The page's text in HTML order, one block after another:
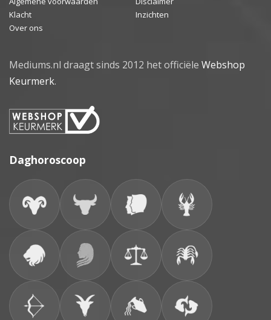
Klacht
Inzichten
Over ons
Mediums.nl draagt sinds 2012 het officiële Webshop
Keurmerk.
Daghoroscoop